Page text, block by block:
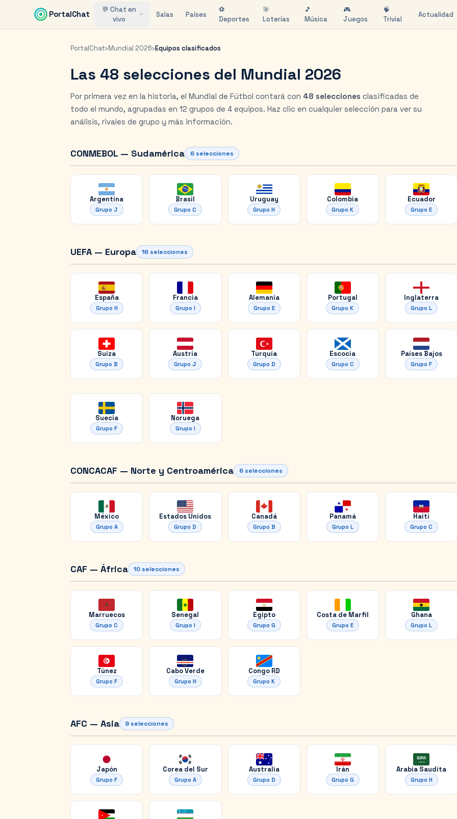
Saltar al contenido principal
PortalChat
💬 Chat en
vivo
Salas Países
⚽
Deportes
🎯
Loterías
🎵
Música
🎮
Juegos
🧠
Trivial
Actualidad
PortalChat›Mundial 2026›Equipos clasificados
Las 48 selecciones del Mundial 2026
Por primera vez en la historia, el Mundial de Fútbol contará con 48 selecciones clasificadas de
todo el mundo, agrupadas en 12 grupos de 4 equipos. Haz clic en cualquier selección para ver su
análisis, rivales de grupo y más información.
CONMEBOL — Sudamérica 6 selecciones
Argentina
GrupoJ
Brasil
GrupoC
Uruguay
GrupoH
Colombia
GrupoK
Ecuador
GrupoE
UEFA — Europa 16 selecciones
España
Grupo H
Francia
Grupo I
Alemania
Grupo E
Portugal
GrupoK
Inglaterra
GrupoL
Suiza
GrupoB
Austria
GrupoJ
Turquía
Grupo D
Escocia
Grupo C
Países Bajos
GrupoF
Suecia
GrupoF
Noruega
Grupo I
CONCACAF — Norte y Centroamérica 6 selecciones
México
Grupo A
Estados Unidos
GrupoD
Canadá
Grupo B
Panamá
Grupo L
Haití
GrupoC
CAF — África 10 selecciones
Marruecos
GrupoC
Senegal
Grupo I
Egipto
Grupo G
Costa de Marfil
Grupo E
Ghana
GrupoL
Túnez
GrupoF
Cabo Verde
Grupo H
Congo RD
GrupoK
AFC — Asia 9 selecciones
Japón
GrupoF
Corea del Sur
Grupo A
Australia
Grupo D
Irán
Grupo G
Arabia Saudita
Grupo H